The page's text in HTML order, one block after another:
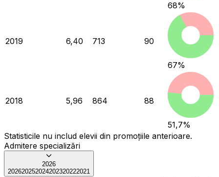
68%
2019 6,40 713 90
67%
2018 5,96 864 88
51,7%
Statisticile nu includ elevii din promoțiile anterioare.
Admitere specializări
2026
202620252024202320222021